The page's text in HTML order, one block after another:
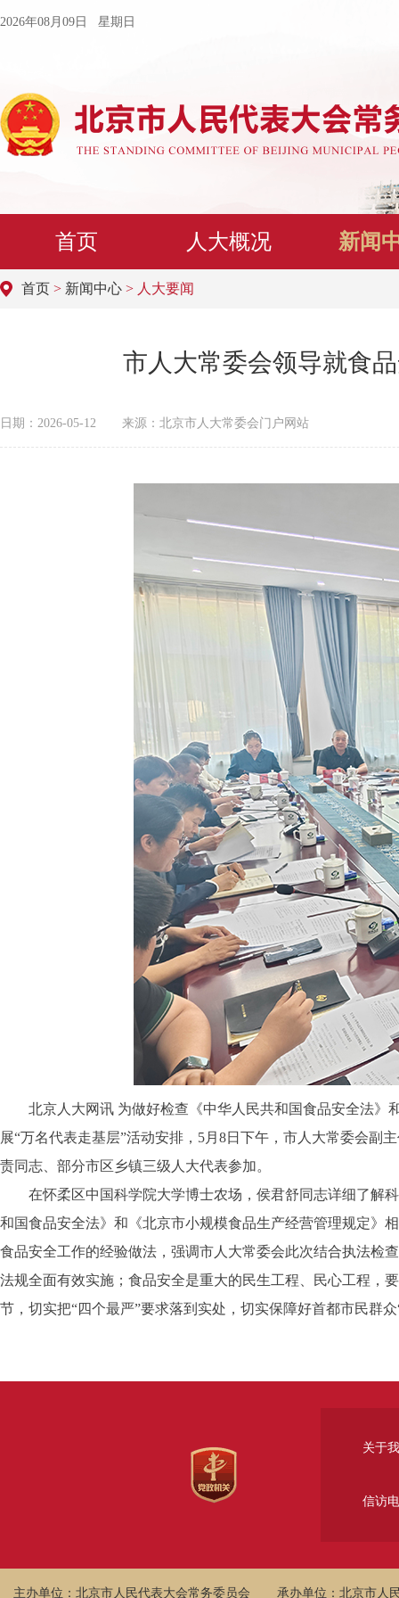
2026年08月09日 星期日
首页 人大概况 新闻
首页 > 新闻中心 > 人大要闻
市人大常委会领导就食
日期：2026-05-12 来源：北京市人大常委会门户网站
北京人大网讯 为做好检查《中华人民共和国食品安全法》
展“万名代表走基层”活动安排，5月8日下午，市人大常委会
责同志、部分市区乡镇三级人大代表参加。
在怀柔区中国科学院大学博士农场，侯君舒同志详细了解科
和国食品安全法》和《北京市小规模食品生产经营管理规定》
食品安全工作的经验做法，强调市人大常委会此次结合执法检
法规全面有效实施；食品安全是重大的民生工程、民心工程，
节，切实把“四个最严”要求落到实处，切实保障好首都市民群
关于
信访
主办单位：北京市人民代表大会常务委员会 承办单位：北京市人